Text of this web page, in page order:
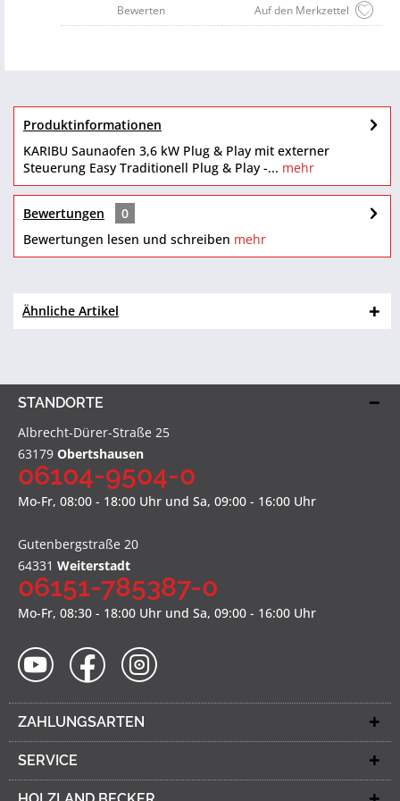
Auf den Merkzettel
Bewerten
Produktinformationen
KARIBU Saunaofen 3,6 kW Plug & Play mit externer
Steuerung Easy Traditionell Plug & Play -... mehr
Bewertungen
0
Bewertungen lesen und schreiben mehr
Ähnliche Artikel
STANDORTE
Albrecht-Dürer-Straße 25
63179 Obertshausen
06104-9504-0
Mo-Fr, 08:00 - 18:00 Uhr und Sa, 09:00 - 16:00 Uhr
Gutenbergstraße 20
64331 Weiterstadt
06151-785387-0
Mo-Fr, 08:30 - 18:00 Uhr und Sa, 09:00 - 16:00 Uhr
ZAHLUNGSARTEN
SERVICE